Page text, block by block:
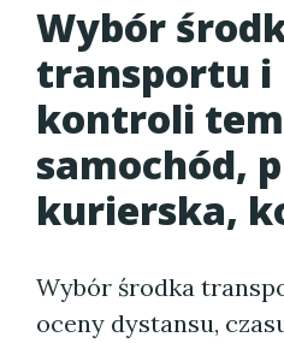
Wybór
transportu i
kontroli
samochód,
kurierska,
Wybór środka
oceny dystansu,